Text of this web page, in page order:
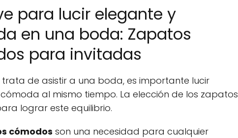
para lucir elegante y
en una boda: Zapatos
para invitadas
de asistir a una boda, es importante lucir
al mismo tiempo. La elección de los zapatos
lograr este equilibrio.
cómodos son una necesidad para cualquier